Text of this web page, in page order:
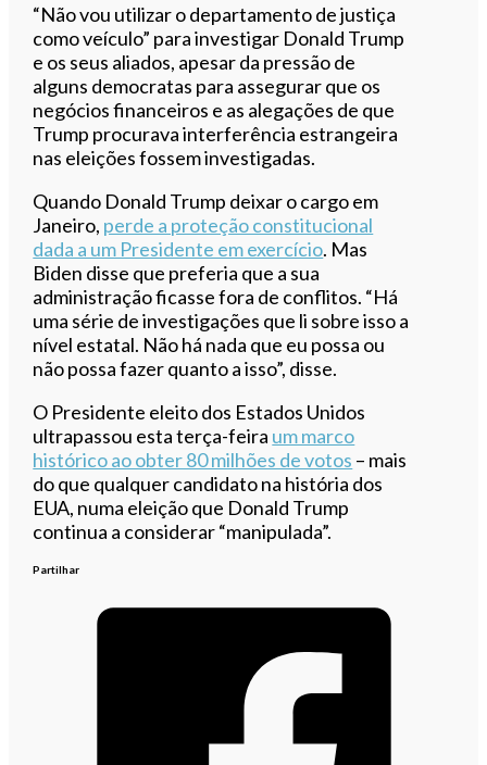
“Não vou utilizar o departamento de justiça
como veículo” para investigar Donald Trump
e os seus aliados, apesar da pressão de
alguns democratas para assegurar que os
negócios financeiros e as alegações de que
Trump procurava interferência estrangeira
nas eleições fossem investigadas.
Quando Donald Trump deixar o cargo em
Janeiro, perde a proteção constitucional
dada a um Presidente em exercício. Mas
Biden disse que preferia que a sua
administração ficasse fora de conflitos. “Há
uma série de investigações que li sobre isso a
nível estatal. Não há nada que eu possa ou
não possa fazer quanto a isso”, disse.
O Presidente eleito dos Estados Unidos
ultrapassou esta terça-feira um marco
histórico ao obter 80 milhões de votos – mais
do que qualquer candidato na história dos
EUA, numa eleição que Donald Trump
continua a considerar “manipulada”.
Partilhar